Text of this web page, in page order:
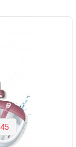
45
44